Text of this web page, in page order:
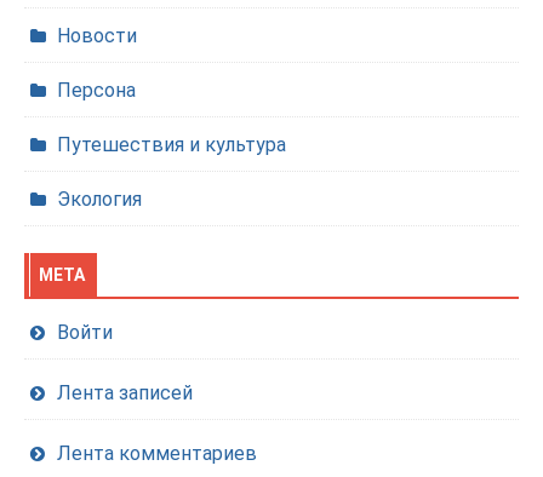
Новости
Персона
Путешествия и культура
Экология
МЕТА
Войти
Лента записей
Лента комментариев